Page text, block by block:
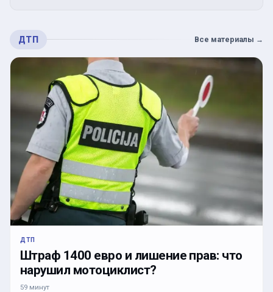
ДТП Все материалы →
ДТП
Штраф 1400 евро и лишение прав: что
нарушил мотоциклист?
59 минут